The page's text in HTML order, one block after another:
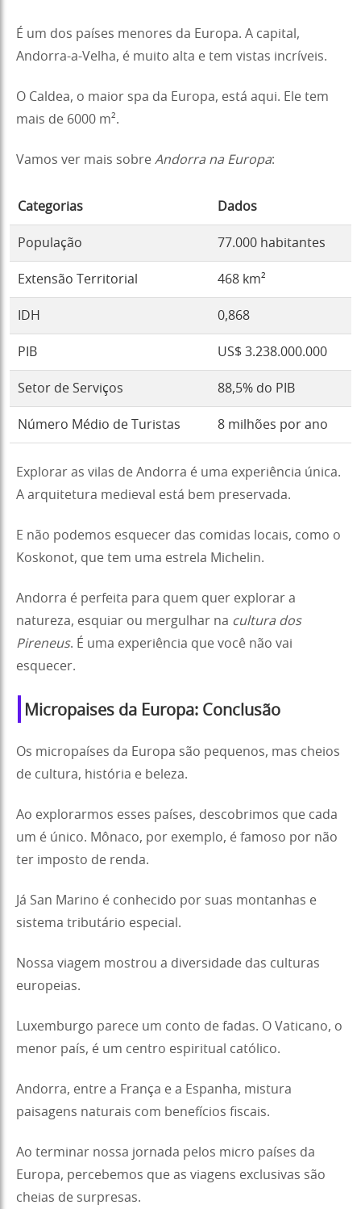
É um dos países menores da Europa. A capital,
Andorra-a-Velha, é muito alta e tem vistas incríveis.
O Caldea, o maior spa da Europa, está aqui. Ele tem
mais de 6000 m².
Vamos ver mais sobre Andorra na Europa:
Categorias Dados
População 77.000 habitantes
Extensão Territorial 468 km²
IDH 0,868
PIB US$ 3.238.000.000
Setor de Serviços 88,5% do PIB
Número Médio de Turistas 8 milhões por ano
Explorar as vilas de Andorra é uma experiência única.
A arquitetura medieval está bem preservada.
E não podemos esquecer das comidas locais, como o
Koskonot, que tem uma estrela Michelin.
Andorra é perfeita para quem quer explorar a
natureza, esquiar ou mergulhar na cultura dos
Pireneus. É uma experiência que você não vai
esquecer.
Micropaises da Europa: Conclusão
Os micropaíses da Europa são pequenos, mas cheios
de cultura, história e beleza.
Ao explorarmos esses países, descobrimos que cada
um é único. Mônaco, por exemplo, é famoso por não
ter imposto de renda.
Já San Marino é conhecido por suas montanhas e
sistema tributário especial.
Nossa viagem mostrou a diversidade das culturas
europeias.
Luxemburgo parece um conto de fadas. O Vaticano, o
menor país, é um centro espiritual católico.
Andorra, entre a França e a Espanha, mistura
paisagens naturais com benefícios fiscais.
Ao terminar nossa jornada pelos micro países da
Europa, percebemos que as viagens exclusivas são
cheias de surpresas.